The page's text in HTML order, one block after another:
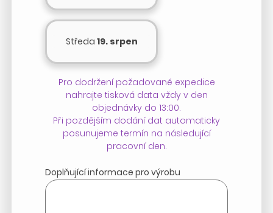
Středa 19. srpen
Pro dodržení požadované expedice
nahrajte tisková data vždy v den
objednávky do 13:00.
Při pozdějším dodání dat automaticky
posunujeme termín na následující
pracovní den.
Doplňující informace pro výrobu